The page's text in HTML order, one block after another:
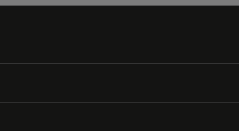
Üzlet kereső